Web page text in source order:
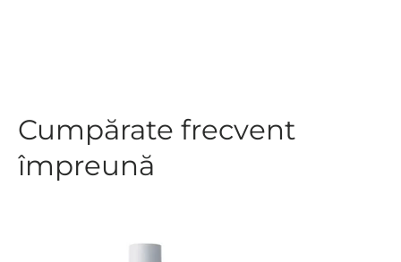
Cumpărate frecvent
împreună